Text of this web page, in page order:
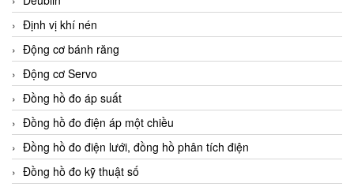
Định vị khí nén
Động cơ bánh răng
Động cơ Servo
Đồng hồ đo áp suất
Đồng hồ đo điện áp một chiều
Đồng hồ đo điện lưới, đồng hồ phân tích điện
Đồng hồ đo kỹ thuật số